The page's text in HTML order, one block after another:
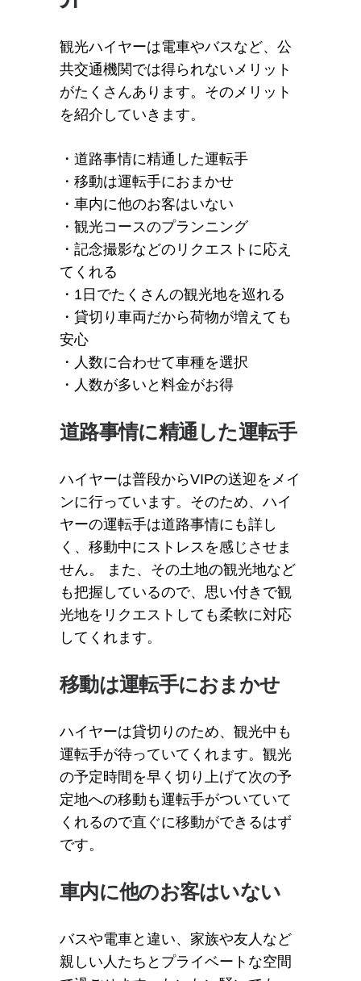
観光ハイヤーは電車やバスなど、公
共交通機関では得られないメリット
がたくさんあります。そのメリット
を紹介していきます。
・道路事情に精通した運転手
・移動は運転手におまかせ
・車内に他のお客はいない
・観光コースのプランニング
・記念撮影などのリクエストに応え
てくれる
・1日でたくさんの観光地を巡れる
・貸切り車両だから荷物が増えても
安心
・人数に合わせて車種を選択
・人数が多いと料金がお得
道路事情に精通した運転手
ハイヤーは普段からVIPの送迎をメイ
ンに行っています。そのため、ハイ
ヤーの運転手は道路事情にも詳し
く、移動中にストレスを感じさせま
せん。 また、その土地の観光地など
も把握しているので、思い付きで観
光地をリクエストしても柔軟に対応
してくれます。
移動は運転手におまかせ
ハイヤーは貸切りのため、観光中も
運転手が待っていてくれます。観光
の予定時間を早く切り上げて次の予
定地への移動も運転手がついていて
くれるので直ぐに移動ができるはず
です。
車内に他のお客はいない
バスや電車と違い、家族や友人など
親しい人たちとプライベートな空間